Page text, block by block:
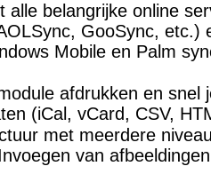
alle belangrijke online
GooSync, etc.)
Mobile en Palm
afdrukken en snel
(iCal, vCard, CSV,
met meerdere
van